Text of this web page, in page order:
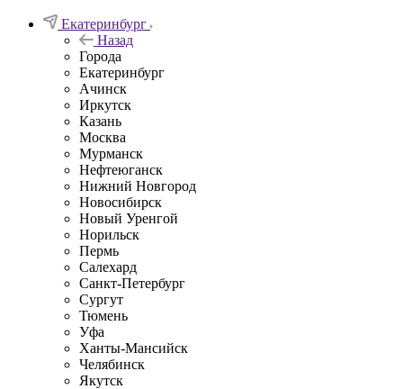
Екатеринбург
Назад
Города
Екатеринбург
Ачинск
Иркутск
Казань
Москва
Мурманск
Нефтеюганск
Нижний Новгород
Новосибирск
Новый Уренгой
Норильск
Пермь
Салехард
Санкт-Петербург
Сургут
Тюмень
Уфа
Ханты-Мансийск
Челябинск
Якутск